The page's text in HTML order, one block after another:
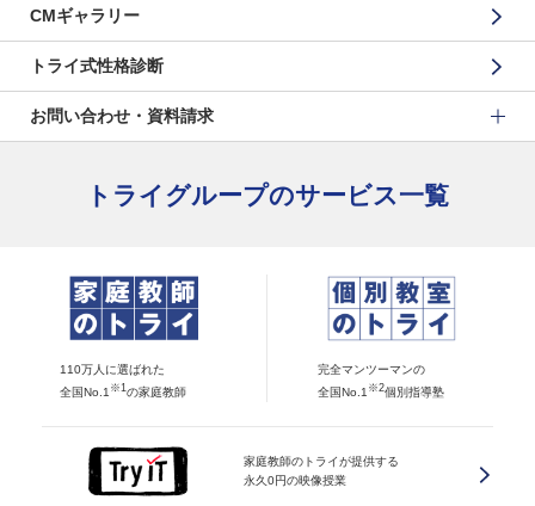
CMギャラリー
トライ式性格診断
お問い合わせ・資料請求
トライグループのサービス一覧
110万人に選ばれた
全国No.1 ※1 の家庭教師
完全マンツーマンの
全国No.1 ※2個別指導塾
家庭教師のトライが提供する
永久0円の映像授業